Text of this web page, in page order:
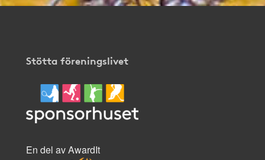
Stötta föreningslivet
En del av AwardIt